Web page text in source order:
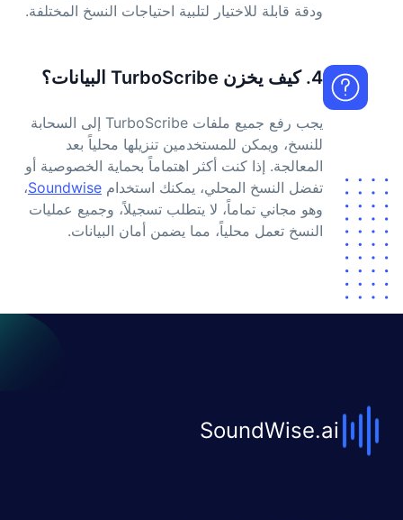
ودقة قابلة للاختيار لتلبية احتياجات النسخ المختلفة.
4. كيف يخزن TurboScribe البيانات؟
يجب رفع جميع ملفات TurboScribe إلى السحابة
للنسخ، ويمكن للمستخدمين تنزيلها محلياً بعد
المعالجة. إذا كنت أكثر اهتماماً بحماية الخصوصية أو
تفضل النسخ المحلي، يمكنك استخدام Soundwise،
وهو مجاني تماماً، لا يتطلب تسجيلاً، وجميع عمليات
النسخ تعمل محلياً، مما يضمن أمان البيانات.
SoundWise.ai